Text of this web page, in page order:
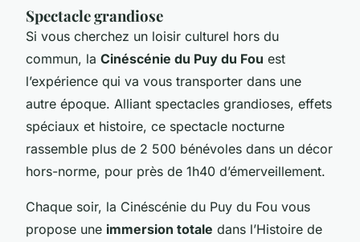
Spectacle grandiose
Si vous cherchez un loisir culturel hors du
commun, la Cinéscénie du Puy du Fou est
l’expérience qui va vous transporter dans une
autre époque. Alliant spectacles grandioses, effets
spéciaux et histoire, ce spectacle nocturne
rassemble plus de 2 500 bénévoles dans un décor
hors-norme, pour près de 1h40 d’émerveillement.
Chaque soir, la Cinéscénie du Puy du Fou vous
propose une immersion totale dans l’Histoire de